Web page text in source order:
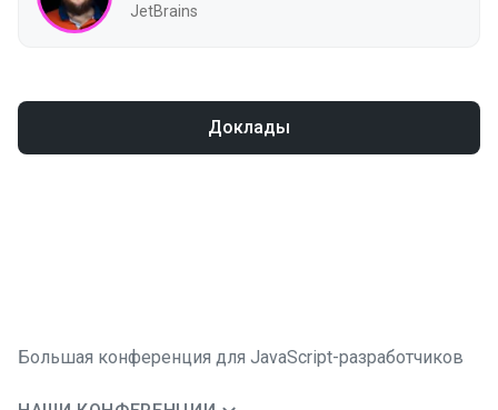
JetBrains
Доклады
Большая конференция для JavaScript-разработчиков